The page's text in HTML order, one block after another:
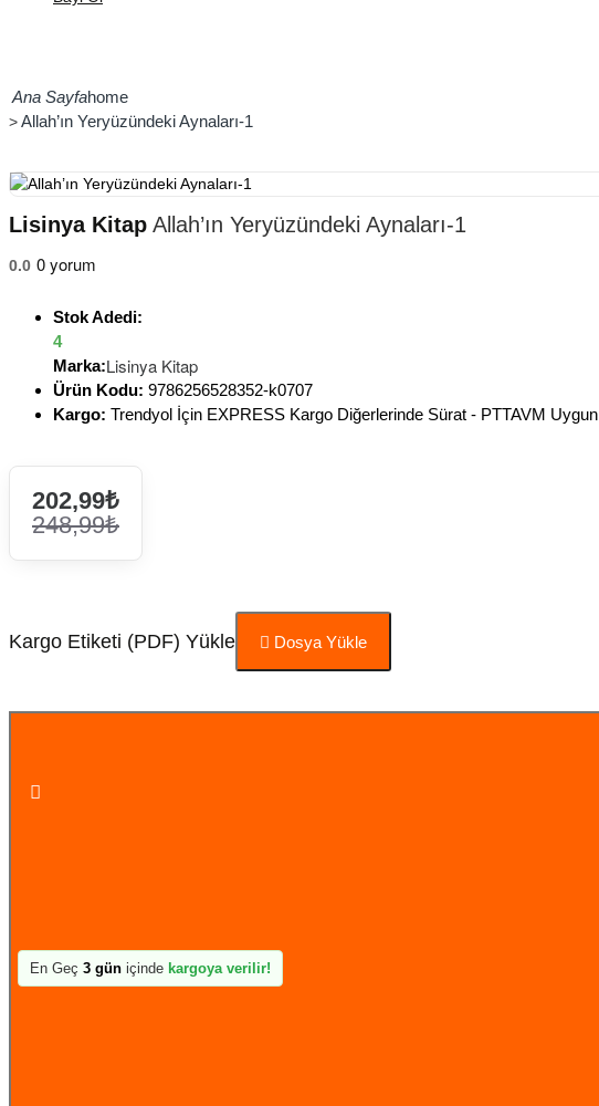
home
Allah’ın Yeryüzündeki Aynaları-1
Lisinya Kitap Allah’ın Yeryüzündeki Aynaları-1
0.0 0 yorum
Stok Adedi:
4
Marka:Lisinya Kitap
Ürün Kodu: 9786256528352-k0707
Kargo: Trendyol İçin EXPRESS Kargo Diğerlerinde Sürat - PTTAVM Uygun
202,99₺
248,99₺
Kargo Etiketi (PDF) Yükle Dosya Yükle
En Geç 3 gün içinde kargoya verilir!